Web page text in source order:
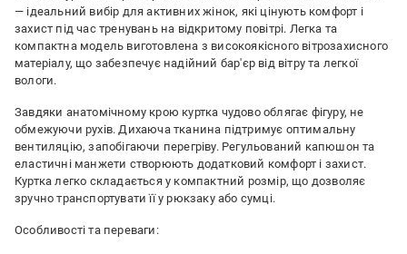
— ідеальний вибір для активних жінок, які цінують комфорт і
захист під час тренувань на відкритому повітрі. Легка та
компактна модель виготовлена з високоякісного вітрозахисного
матеріалу, що забезпечує надійний бар'єр від вітру та легкої
вологи.
Завдяки анатомічному крою куртка чудово облягає фігуру, не
обмежуючи рухів. Дихаюча тканина підтримує оптимальну
вентиляцію, запобігаючи перегріву. Регульований капюшон та
еластичні манжети створюють додатковий комфорт і захист.
Куртка легко складається у компактний розмір, що дозволяє
зручно транспортувати її у рюкзаку або сумці.
Особливості та переваги: